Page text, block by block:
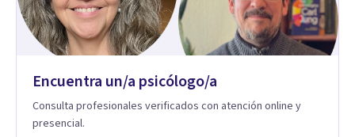
Encuentra un/a psicólogo/a
Consulta profesionales verificados con atención online y
presencial.